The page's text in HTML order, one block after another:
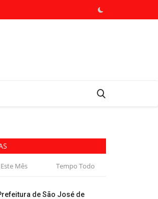
Este Mês Tempo Todo
de São José de